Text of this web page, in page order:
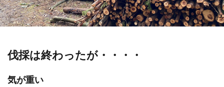
伐採は終わったが・・・・
気が重い